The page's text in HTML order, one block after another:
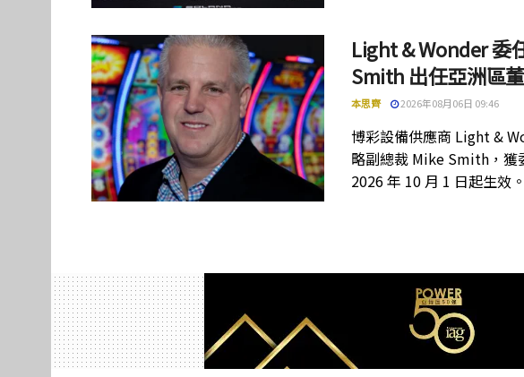
Light & Wonder 委
Smith 出任亞洲區
本思齊 2026年08月06日 09:46
博彩設備供應商 Light &
略副總裁 Mike Smith，獲
2026 年 10 月 1 日起生效。